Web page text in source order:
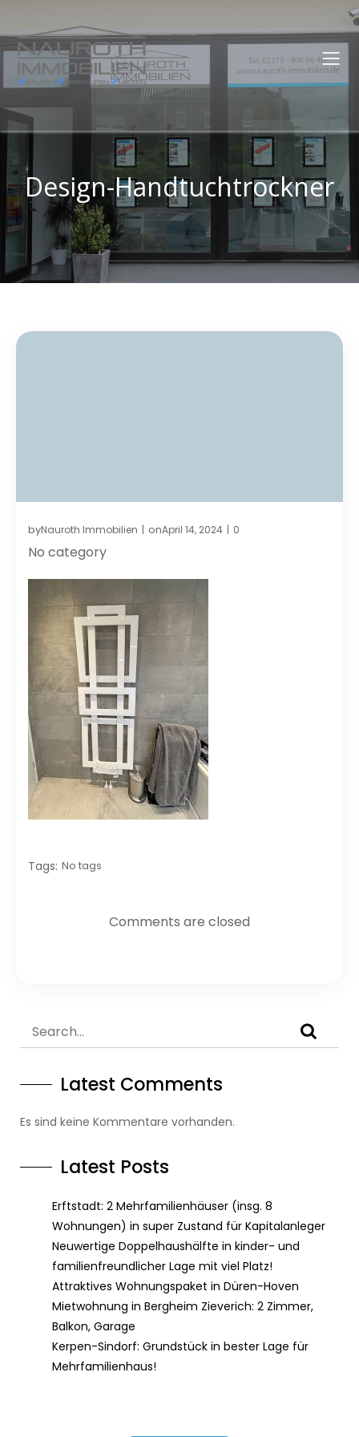
Design-Handtuchtrockner
byNauroth Immobilien | onApril 14, 2024 | 0
No category
Tags: No tags
Comments are closed
Latest Comments
Es sind keine Kommentare vorhanden.
Latest Posts
Erftstadt: 2 Mehrfamilienhäuser (insg. 8
Wohnungen) in super Zustand für Kapitalanleger
Neuwertige Doppelhaushälfte in kinder- und
familienfreundlicher Lage mit viel Platz!
Attraktives Wohnungspaket in Düren-Hoven
Mietwohnung in Bergheim Zieverich: 2 Zimmer,
Balkon, Garage
Kerpen-Sindorf: Grundstück in bester Lage für
Mehrfamilienhaus!